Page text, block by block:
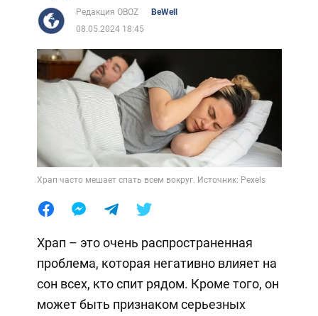
Редакция OBOZ
BeWell
08.05.2024 18:45
Храп часто мешает спать всем вокруг. Источник: Pexels
Храп – это очень распространенная
проблема, которая негативно влияет на
сон всех, кто спит рядом. Кроме того, он
может быть признаком серьезных